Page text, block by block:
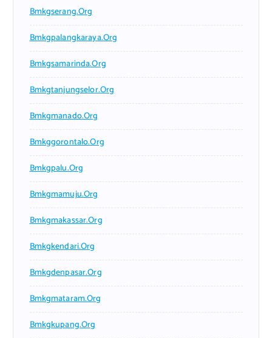
Bmkgserang.org
Bmkgpalangkaraya.org
Bmkgsamarinda.org
Bmkgtanjungselor.org
Bmkgmanado.org
Bmkggorontalo.org
Bmkgpalu.org
Bmkgmamuju.org
Bmkgmakassar.org
Bmkgkendari.org
Bmkgdenpasar.org
Bmkgmataram.org
Bmkgkupang.org